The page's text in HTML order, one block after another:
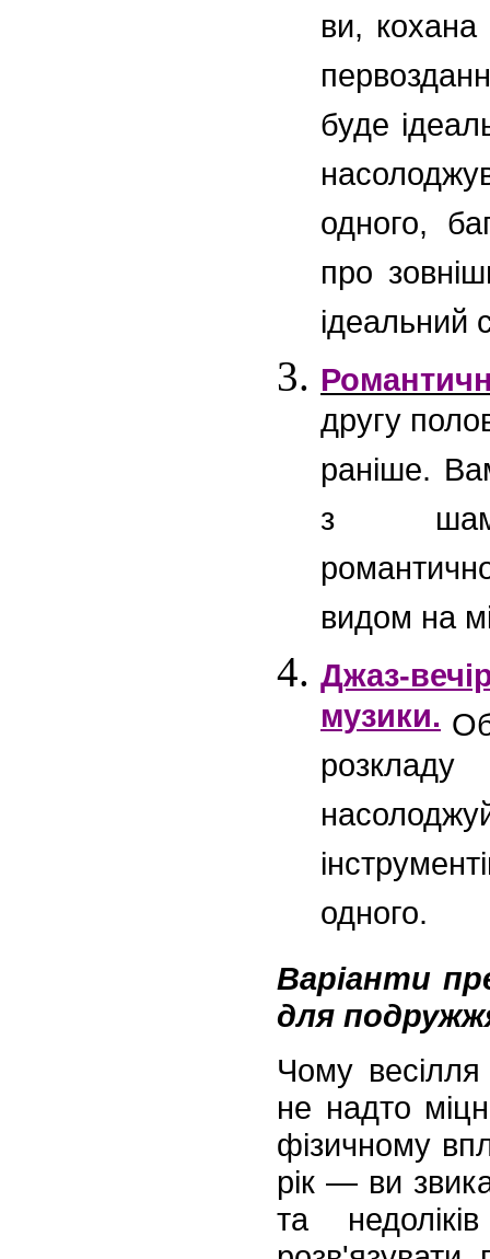
ви,
буде
одного,
про
ідеальний
другу
раніше.
з
видом на
Джаз-
музики.
одного.
Варіанти
для
Чому
не надто
фізичному
рік — ви
та